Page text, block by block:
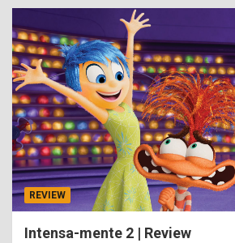
REVIEW
Intensa-mente 2 | Review